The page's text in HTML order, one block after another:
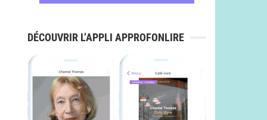
DÉCOUVRIR L’APPLI APPROFONLIRE